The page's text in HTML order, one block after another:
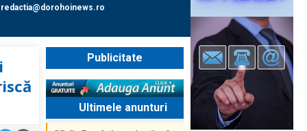
redactia@dorohoinews.ro
Publicitate
Ultimele anunturi